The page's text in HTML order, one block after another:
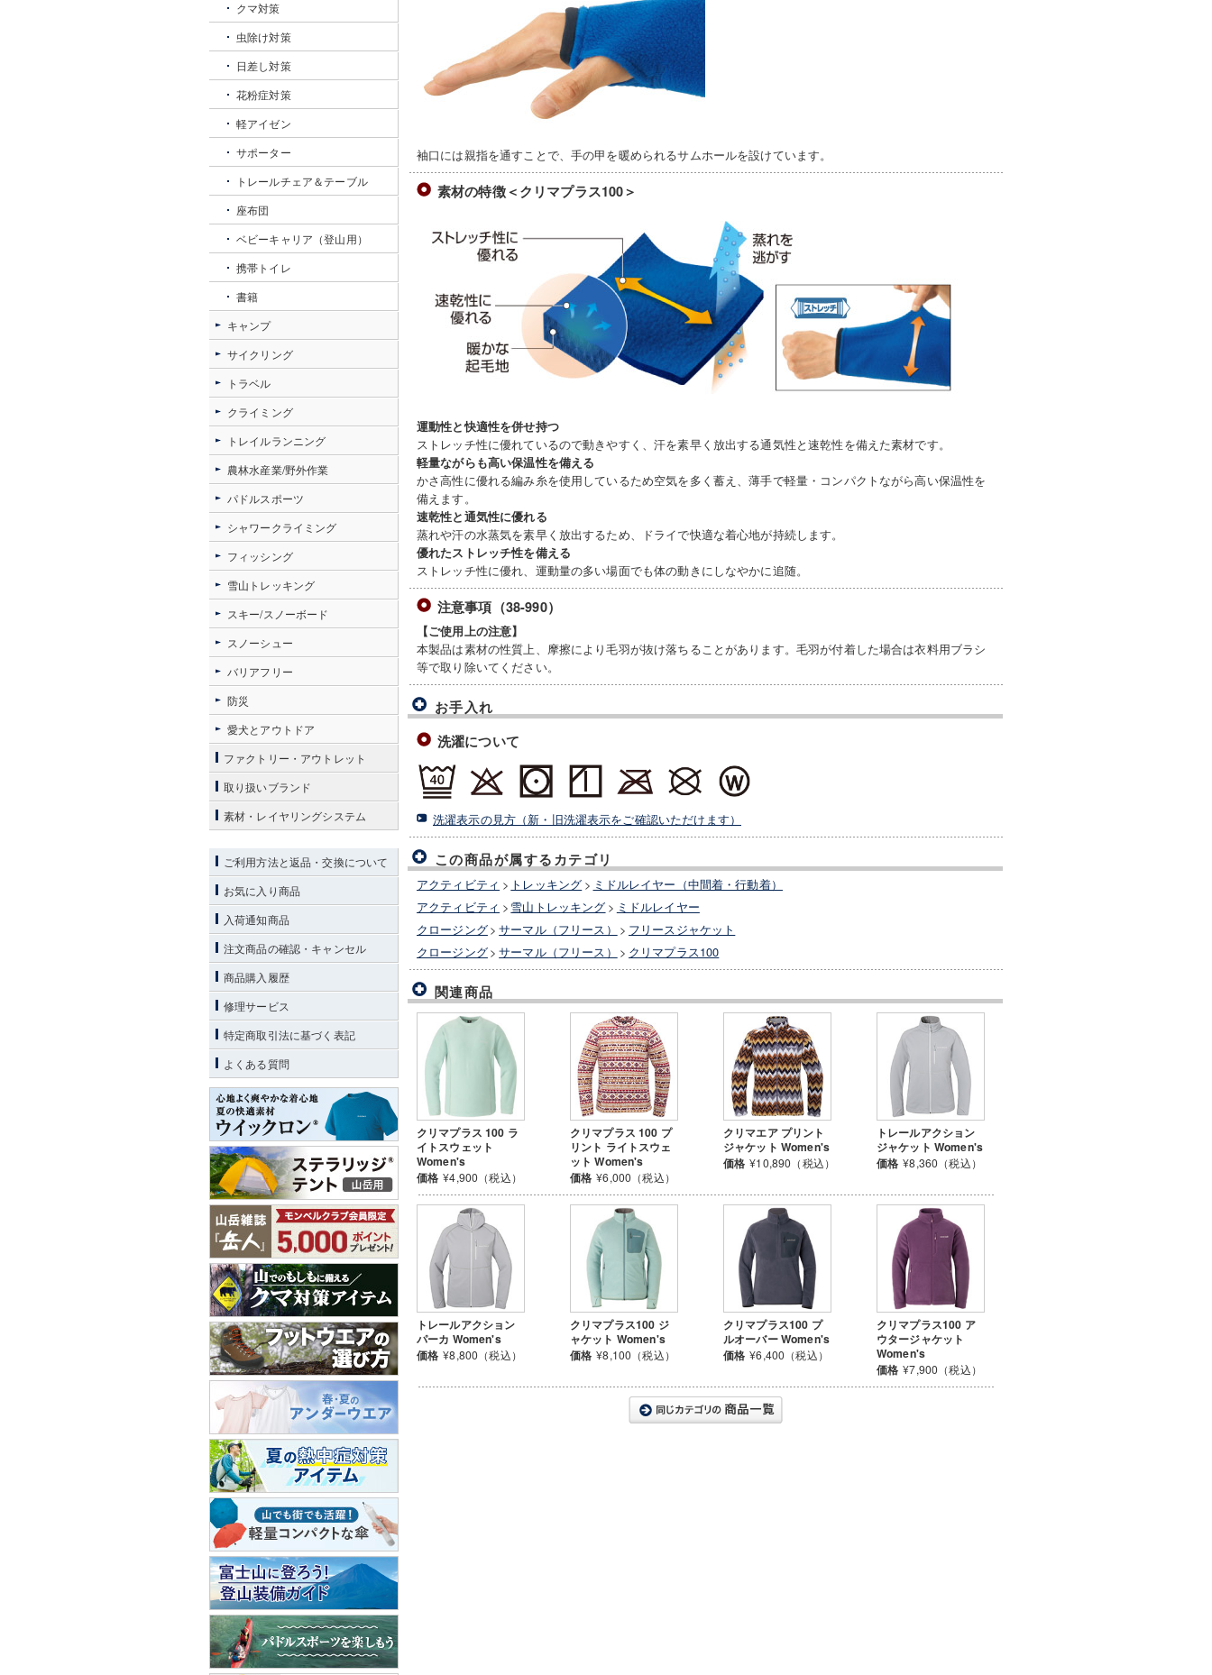
袖口には親指を通すことで、手の甲を暖められるサムホールを設けています。
素材の特徴＜クリマプラス100＞
運動性と快適性を併せ持つ
ストレッチ性に優れているので動きやすく、汗を素早く放出する通気性と速乾性を備えた素材です。
軽量ながらも高い保温性を備える
かさ高性に優れる編み糸を使用しているため空気を多く蓄え、薄手で軽量・コンパクトながら高い保温性を
備えます。
速乾性と通気性に優れる
蒸れや汗の水蒸気を素早く放出するため、ドライで快適な着心地が持続します。
優れたストレッチ性を備える
ストレッチ性に優れ、運動量の多い場面でも体の動きにしなやかに追随。
注意事項（38-990）
【ご使用上の注意】
本製品は素材の性質上、摩擦により毛羽が抜け落ちることがあります。毛羽が付着した場合は衣料用ブラシ
等で取り除いてください。
お手入れ
洗濯について
洗濯表示の見方（新・旧洗濯表示をご確認いただけます）
この商品が属するカテゴリ
アクティビティ > トレッキング > ミドルレイヤー（中間着・行動着）
アクティビティ > 雪山トレッキング > ミドルレイヤー
クロージング> サーマル（フリース） > フリースジャケット
クロージング> サーマル（フリース） > クリマプラス100
関連商品
クリマプラス 100 ラ
イトスウェット
Women's
価格 ¥4,900（税込）
クリマプラス 100 プ
リント ライトスウェ
ット Women's
価格 ¥6,000（税込）
クリマエア プリント
ジャケット Women's
価格 ¥10,890（税込）
トレールアクション
ジャケット Women's
価格 ¥8,360（税込）
トレールアクション
パーカ Women's
価格 ¥8,800（税込）
クリマプラス100 ジ
ャケット Women's
価格 ¥8,100（税込）
クリマプラス100 プ
ルオーバー Women's
価格 ¥6,400（税込）
クリマプラス100 ア
ウタージャケット
Women's
価格 ¥7,900（税込）
クマ対策
虫除け対策
日差し対策
花粉症対策
軽アイゼン
サポーター
トレールチェア＆テーブル
座布団
ベビーキャリア（登山用）
携帯トイレ
書籍
キャンプ
サイクリング
トラベル
クライミング
トレイルランニング
農林水産業/野外作業
パドルスポーツ
シャワークライミング
フィッシング
雪山トレッキング
スキー/スノーボード
スノーシュー
バリアフリー
防災
愛犬とアウトドア
ファクトリー・アウトレット
取り扱いブランド
素材・レイヤリングシステム
ご利用方法と返品・交換について
お気に入り商品
入荷通知商品
注文商品の確認・キャンセル
商品購入履歴
修理サービス
特定商取引法に基づく表記
よくある質問